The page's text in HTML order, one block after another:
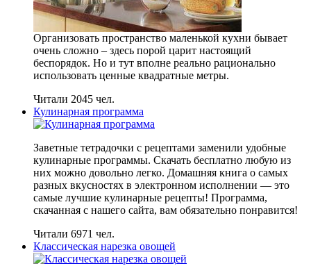
Организовать пространство маленькой кухни бывает
очень сложно – здесь порой царит настоящий
беспорядок. Но и тут вполне реально рационально
использовать ценные квадратные метры.
Читали 2045 чел.
Кулинарная программа
Заветные тетрадочки с рецептами заменили удобные
кулинарные программы. Скачать бесплатно любую из
них можно довольно легко. Домашняя книга о самых
разных вкусностях в электронном исполнении — это
самые лучшие кулинарные рецепты! Программа,
скачанная с нашего сайта, вам обязательно понравится!
Читали 6971 чел.
Классическая нарезка овощей